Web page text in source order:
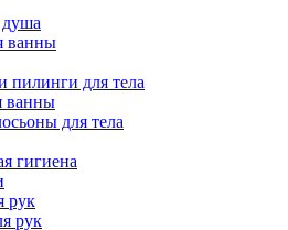
душа
ванны
пилинги для тела
ванны
для тела
гигиена
рук
рук